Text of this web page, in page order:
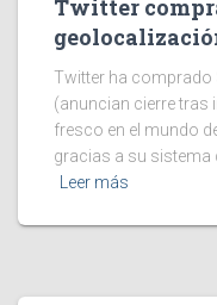
Twitter
Twitter ha comprado
(anuncian cierre tras
fresco en el mundo
gracias a su sistema
Leer más